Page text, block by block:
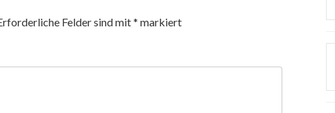
Felder sind mit* markiert